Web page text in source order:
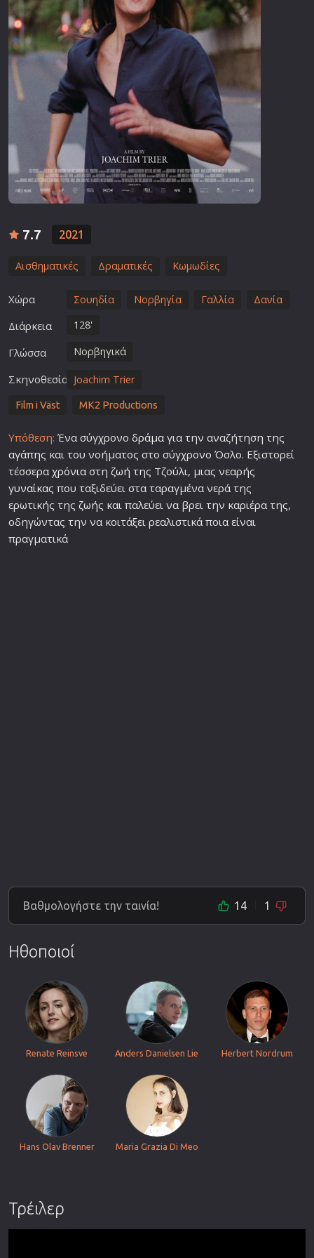
7.7 2021
Αισθηματικές Δραματικές Κωμωδίες
Χώρα Σουηδία Νορβηγία Γαλλία Δανία
Διάρκεια 128'
Γλώσσα Νορβηγικά
Σκηνοθεσία Joachim Trier
Film i Väst MK2 Productions
Υπόθεση: Ένα σύγχρονο δράμαγια την αναζήτηση της
αγάπης και του νοήματος στο σύγχρονο Όσλο. Εξιστορεί
τέσσεραχρόνιαστη ζωή της Τζούλι, μιας νεαρής
γυναίκας που ταξιδεύει στα ταραγμένα νερά της
ερωτικής της ζωής και παλεύει να βρει την καριέρα της,
οδηγώντας την να κοιτάξει ρεαλιστικά ποια είναι
πραγματικά
Βαθμολογήστε την ταινία! 14 1
Ηθοποιοί
Renate Reinsve Anders Danielsen Lie Herbert Nordrum
Hans Olav Brenner Maria Grazia Di Meo
Τρέιλερ